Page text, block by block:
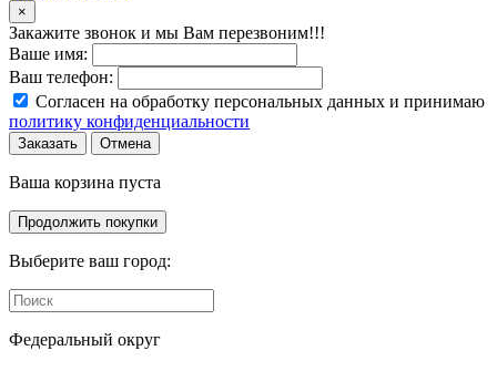
×
Закажите звонок и мы Вам перезвоним!!!
Ваше имя:
Ваш телефон:
Согласен на обработку персональных данных и принимаю
политику конфиденциальности
Заказать Отмена
Ваша корзина пуста
Продолжить покупки
Выберите ваш город:
Федеральный округ